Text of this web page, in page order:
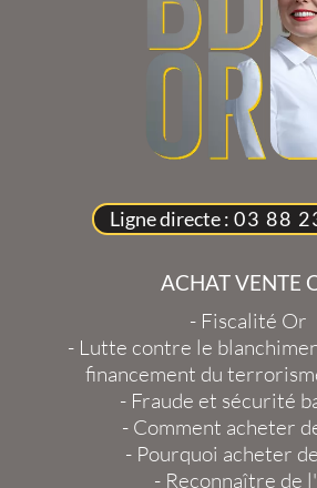
Ligne directe : 03 88
ACHAT VENTE
- Fiscalité Or
- Lutte contre le
financement du
- Fraude et sécurité
- Comment acheter
- Pourquoi acheter
- Reconnaître de